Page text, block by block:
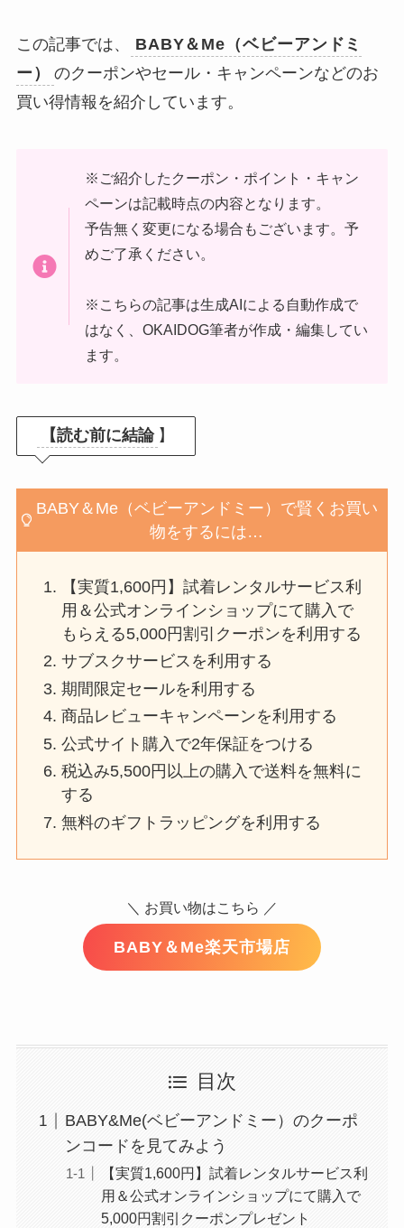
この記事では、
BABY＆Me（ベビーアンドミ
ー）
のクーポンやセール・キャンペーンなどのお
買い得情報を紹介しています。
※ご紹介したクーポン・ポイント・キャン
ペーンは記載時点の内容となります。
予告無く変更になる場合もございます。予
めご了承ください。
※こちらの記事は生成AIによる自動作成で
はなく、OKAIDOG筆者が作成・編集してい
ます。
【読む前に結論 】
BABY＆Me（ベビーアンドミー）で賢くお買い
物をするには…
【実質1,600円】試着レンタルサービス利
用＆公式オンラインショップにて購入で
もらえる5,000円割引クーポンを利用する
サブスクサービスを利用する
期間限定セールを利用する
商品レビューキャンペーンを利用する
公式サイト購入で2年保証をつける
税込み5,500円以上の購入で送料を無料に
する
無料のギフトラッピングを利用する
＼ お買い物はこちら ／
BABY＆Me楽天市場店
目次
BABY&Me(ベビーアンドミー）のクーポ
ンコードを見てみよう
【実質1,600円】試着レンタルサービス利
用＆公式オンラインショップにて購入で
5,000円割引クーポンプレゼント